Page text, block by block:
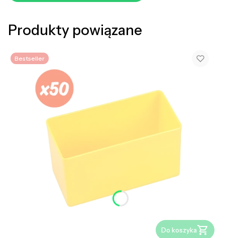
Produkty powiązane
Bestseller
Do koszyka